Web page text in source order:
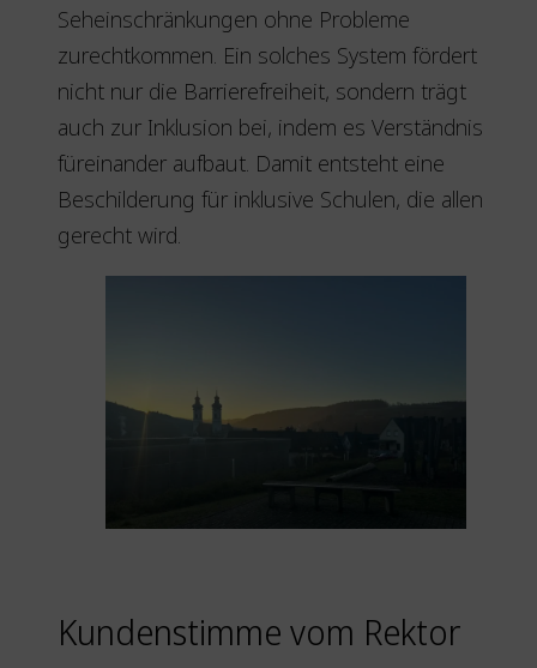
Seheinschränkungen ohne Probleme
zurechtkommen. Ein solches System fördert
nicht nur die Barrierefreiheit, sondern trägt
auch zur Inklusion bei, indem es Verständnis
füreinander aufbaut. Damit entsteht eine
Beschilderung für inklusive Schulen, die allen
gerecht wird.
Kundenstimme vom Rektor